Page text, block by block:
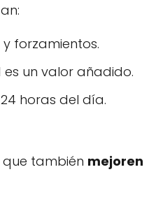
forzamientos.
un valor añadido.
horas del día.
que también mejoren